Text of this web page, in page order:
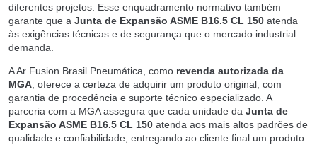
diferentes projetos. Esse enquadramento normativo também
garante que a Junta de Expansão ASME B16.5 CL 150 atenda
às exigências técnicas e de segurança que o mercado industrial
demanda.
A Ar Fusion Brasil Pneumática, como revenda autorizada da
MGA, oferece a certeza de adquirir um produto original, com
garantia de procedência e suporte técnico especializado. A
parceria com a MGA assegura que cada unidade da Junta de
Expansão ASME B16.5 CL 150 atenda aos mais altos padrões de
qualidade e confiabilidade, entregando ao cliente final um produto